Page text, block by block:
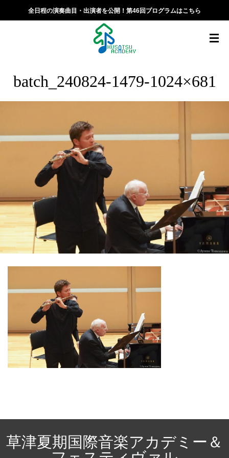
全日程の演奏曲目・出演者を公開！第46回プログラムはこちら
batch_240824-1479-1024×681
草津夏期国際音楽アカデミー＆